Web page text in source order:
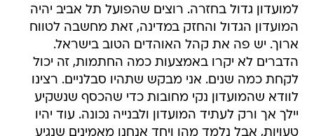
למועדון גדול בחזרה. רוצים שהפועל תל אביב יהיה
המועדון הגדול והחזק במדינה, זאת מחשבה לטווח
ארוך. יש פה את קהל האוהדים הטוב בישראל.
הדברים לא יקרו באמצעות כמה החתמות, זה יכול
לקחת כמה שנים. אני מבקש שתהיו סבלניים. רצינו
לוודא שהמועדון נקי מחובות כדי שהכסף שנשקיע
יילך אך ורק לעתיד המועדון ולבנייה נכונה. עוד יהיו
טעויות, אבל נלמד מהן ויחד אנחנו מאמינים שנגיע